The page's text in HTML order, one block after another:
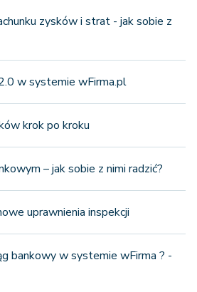
zysków i strat - jak sobie z
w systemie wFirma.pl
krok po kroku
– jak sobie z nimi radzić?
uprawnienia inspekcji
bankowy w systemie wFirma ? -